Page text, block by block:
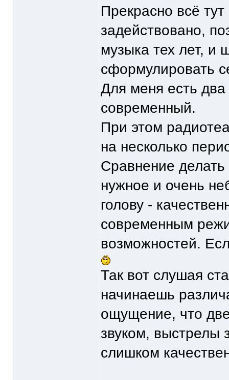
Прекрасно всё
задействовано,
музыка тех лет, и
сформулировать
Для меня есть два
современный.
При этом
на несколько
Сравнение
нужное и очень
голову -
современным
возможностей.
Так вот слушая
начинаешь
ощущение, что
звуком, выстрелы
слишком